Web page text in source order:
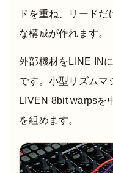
ドを重ね、リードだ
な構成が作れます。
外部機材をLINE IN
です。小型リズムマ
LIVEN 8bit warpsを
を組めます。